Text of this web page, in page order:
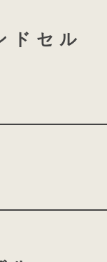
つむもの
ドセル